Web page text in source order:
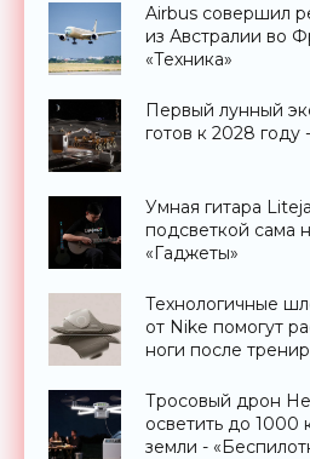
Airbus совершил
из Австралии во
«Техника»
Первый лунный
готов к 2028 году
Умная гитара
подсветкой сама
«Гаджеты»
Технологичные
от Nike помогут
ноги после
Тросовый дрон
осветить до 1000
земли -